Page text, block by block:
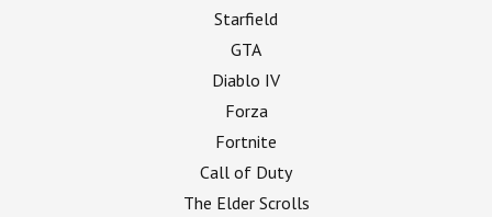
Starfield
GTA
Diablo IV
Forza
Fortnite
Call of Duty
The Elder Scrolls